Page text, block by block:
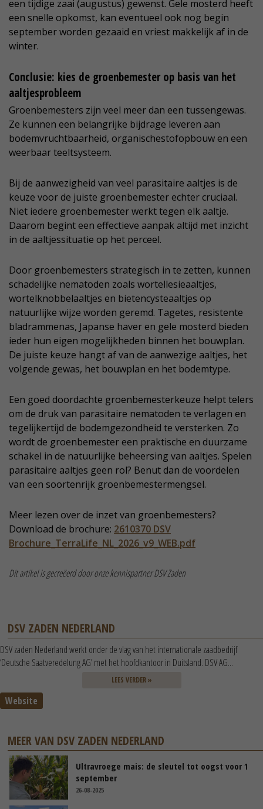
een tijdige zaai (augustus) gewenst. Gele mosterd heeft
een snelle opkomst, kan eventueel ook nog begin
september worden gezaaid en vriest makkelijk af in de
winter.
Conclusie: kies de groenbemester op basis van het
aaltjesprobleem
Groenbemesters zijn veel meer dan een tussengewas.
Ze kunnen een belangrijke bijdrage leveren aan
bodemvruchtbaarheid, organischestofopbouw en een
weerbaar teeltsysteem.
Bij de aanwezigheid van veel parasitaire aaltjes is de
keuze voor de juiste groenbemester echter cruciaal.
Niet iedere groenbemester werkt tegen elk aaltje.
Daarom begint een effectieve aanpak altijd met inzicht
in de aaltjessituatie op het perceel.
Door groenbemesters strategisch in te zetten, kunnen
schadelijke nematoden zoals wortellesieaaltjes,
wortelknobbelaaltjes en bietencysteaaltjes op
natuurlijke wijze worden geremd. Tagetes, resistente
bladrammenas, Japanse haver en gele mosterd bieden
ieder hun eigen mogelijkheden binnen het bouwplan.
De juiste keuze hangt af van de aanwezige aaltjes, het
volgende gewas, het bouwplan en het bodemtype.
Een goed doordachte groenbemesterkeuze helpt telers
om de druk van parasitaire nematoden te verlagen en
tegelijkertijd de bodemgezondheid te versterken. Zo
wordt de groenbemester een praktische en duurzame
schakel in de natuurlijke beheersing van aaltjes. Spelen
parasitaire aaltjes geen rol? Benut dan de voordelen
van een soortenrijk groenbemestermengsel.
Meer lezen over de inzet van groenbemesters?
Download de brochure: 2610370 DSV
Brochure_TerraLife_NL_2026_v9_WEB.pdf
Dit artikel is gecreëerd door onze kennispartner DSV Zaden
DSV ZADEN NEDERLAND
DSV zaden Nederland werkt onder de vlag van het internationale zaadbedrijf
‘Deutsche Saatveredelung AG’ met het hoofdkantoor in Duitsland. DSV AG...
LEES VERDER »
Website
MEER VAN DSV ZADEN NEDERLAND
Ultravroege mais: de sleutel tot oogst voor 1
september
26-08-2025